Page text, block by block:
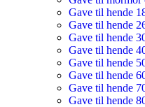
Gave til hende
Gave til hende
Gave til hende
Gave til hende
Gave til hende
Gave til hende
Gave til hende
Gave til hende